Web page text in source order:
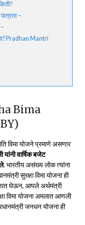
–
Pradhan Mantri
Bima
विमा योजने प्रमाणे असणार
यांनी वार्षिक बजेट
. भारतीय असंख्य लोक त्यांना
सुरक्षा विमा योजना ही
घेऊन, आपले अर्थमंत्री
विमा योजना अमलात आणली
जनधन योजना ही